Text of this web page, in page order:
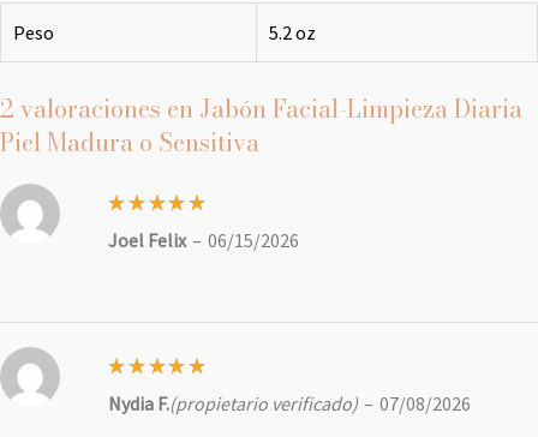
Peso
5.2 oz
2 valoraciones en Jabón Facial-Limpieza Diaria
Piel Madura o Sensitiva
con5de
Joel Felix – 06/15/2026
con5de
Nydia F.(propietario verificado) – 07/08/2026